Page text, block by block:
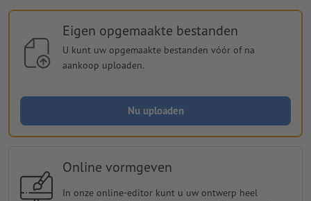
Eigen opgemaakte bestanden
U kunt uw opgemaakte bestanden vóór of na
aankoop uploaden.
Nu uploaden
Online vormgeven
In onze online-editor kunt u uw ontwerp heel